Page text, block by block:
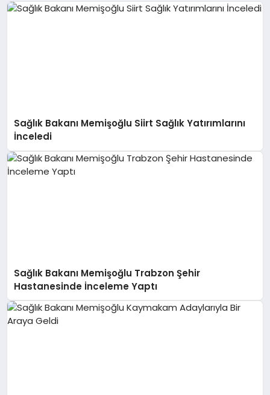
Sağlık Bakanı Memişoğlu Siirt Sağlık Yatırımlarını
İnceledi
Sağlık Bakanı Memişoğlu Trabzon Şehir
Hastanesinde İnceleme Yaptı